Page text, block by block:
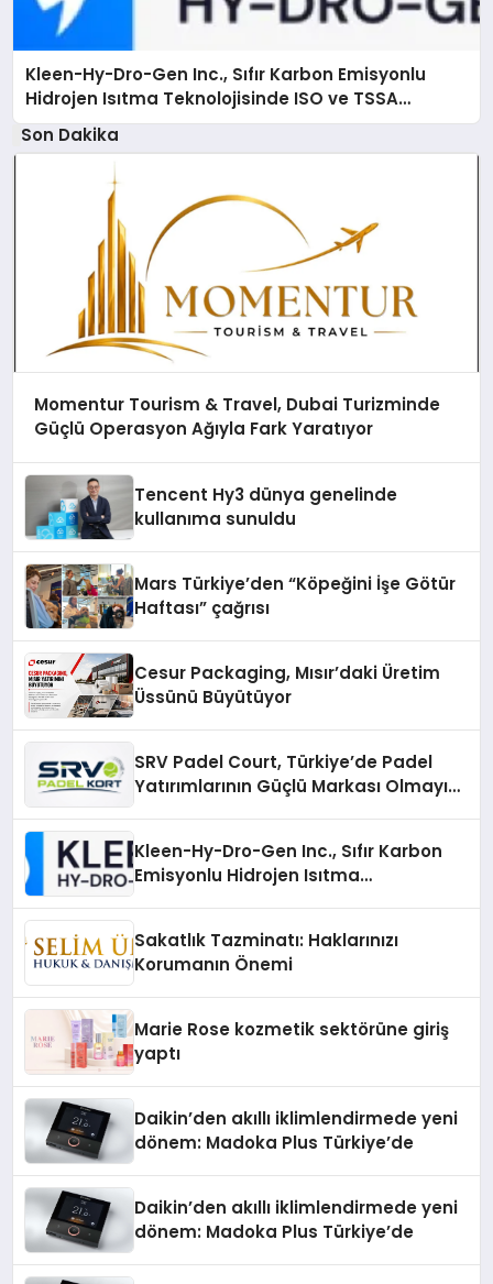
Kleen-Hy-Dro-Gen Inc., Sıfır Karbon Emisyonlu
Hidrojen Isıtma Teknolojisinde ISO ve TSSA
Düzenleyici Onaylarını Aldı
Son Dakika
Momentur Tourism & Travel, Dubai Turizminde
Güçlü Operasyon Ağıyla Fark Yaratıyor
Tencent Hy3 dünya genelinde
kullanıma sunuldu
Mars Türkiye’den “Köpeğini İşe Götür
Haftası” çağrısı
Cesur Packaging, Mısır’daki Üretim
Üssünü Büyütüyor
SRV Padel Court, Türkiye’de Padel
Yatırımlarının Güçlü Markası Olmayı
Kleen-Hy-Dro-Gen Inc., Sıfır Karbon
Emisyonlu Hidrojen Isıtma
Sakatlık Tazminatı: Haklarınızı
Korumanın Önemi
Marie Rose kozmetik sektörüne giriş
yaptı
Daikin’den akıllı iklimlendirmede yeni
dönem: Madoka Plus Türkiye’de
Daikin’den akıllı iklimlendirmede yeni
dönem: Madoka Plus Türkiye’de